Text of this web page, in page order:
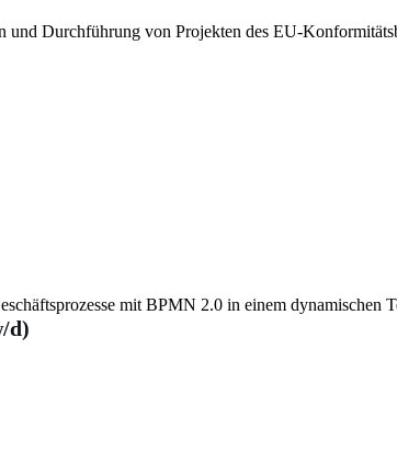
Durchführung von Projekten des EU-
mit BPMN 2.0 in einem dynamischen
d)